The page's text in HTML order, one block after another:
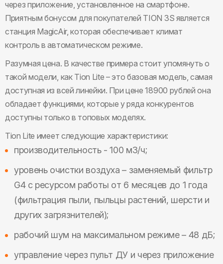
через приложение, установленное на смартфоне.
Приятным бонусом для покупателей TION 3S является
станция MagicAir, которая обеспечивает климат
контроль в автоматическом режиме.
Разумная цена. В качестве примера стоит упомянуть о
такой модели, как Tion Lite – это базовая модель, самая
доступная из всей линейки. При цене 18900 рублей она
обладает функциями, которые у ряда конкурентов
доступны только в топовых моделях.
Tion Lite имеет следующие характеристики:
производительность - 100 м3/ч;
уровень очистки воздуха – заменяемый фильтр
G4 с ресурсом работы от 6 месяцев до 1 года
(фильтрация пыли, пыльцы растений, шерсти и
других загрязнителей);
рабочий шум на максимальном режиме – 48 дБ;
управление через пульт ДУ и через приложение